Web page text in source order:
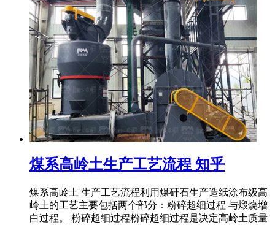
煤系高岭土生产工艺流程 知乎
煤系高岭土 生产工艺流程利用煤矸石生产造纸涂布级高
岭土的工艺主要包括两个部分：粉碎超细过程 与煅烧增
白过程。 粉碎超细过程粉碎超细过程是决定高岭土质量